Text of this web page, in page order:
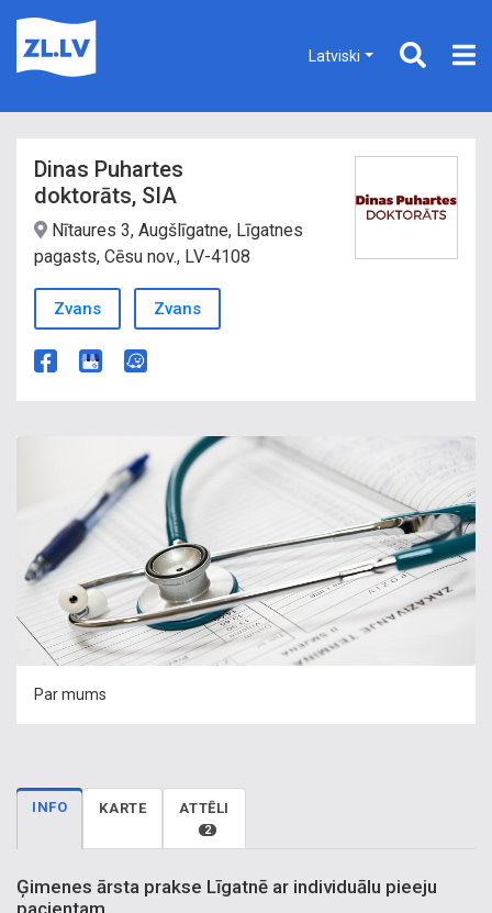
Latviski
Dinas Puhartes
doktorāts, SIA
Nītaures 3, Augšlīgatne, Līgatnes
pagasts, Cēsu nov., LV-4108
Zvans Zvans
Par mums
INFO KARTE ATTĒLI
2
Ģimenes ārsta prakse Līgatnē ar individuālu pieeju
pacientam